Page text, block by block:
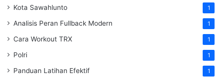
Kota Sawahlunto 1
Analisis Peran Fullback Modern 1
Cara Workout TRX 1
Polri 1
Panduan Latihan Efektif 1